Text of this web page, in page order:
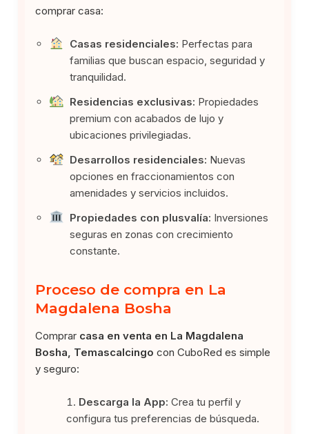
comprar casa:
Casas residenciales: Perfectas para
familias que buscan espacio, seguridad y
tranquilidad.
Residencias exclusivas: Propiedades
premium con acabados de lujo y
ubicaciones privilegiadas.
Desarrollos residenciales: Nuevas
opciones en fraccionamientos con
amenidades y servicios incluidos.
Propiedades con plusvalía: Inversiones
seguras en zonas con crecimiento
constante.
Proceso de compra en La
Magdalena Bosha
Comprar casa en venta en La Magdalena
Bosha, Temascalcingo con CuboRed es simple
y seguro:
Descarga la App: Crea tu perfil y
configura tus preferencias de búsqueda.